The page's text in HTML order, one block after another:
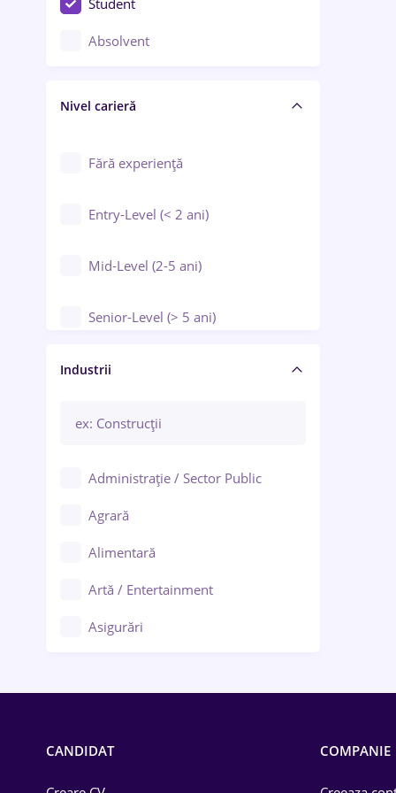
Controlul calității
Educație / Training / Arte
Student
Absolvent
Nivel carieră
Fără experiență
Entry-Level (< 2 ani)
Mid-Level (2-5 ani)
Senior-Level (> 5 ani)
Manager / Executiv
Industrii
Administrație / Sector Public
Agrară
Alimentară
Artă / Entertainment
Asigurări
CANDIDAT COMPANIE